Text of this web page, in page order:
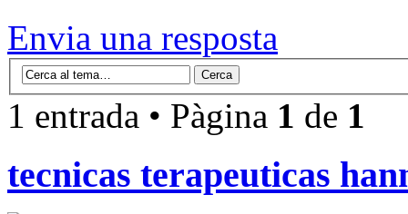
Envia una resposta
1 entrada • Pàgina 1 de 1
tecnicas terapeuticas